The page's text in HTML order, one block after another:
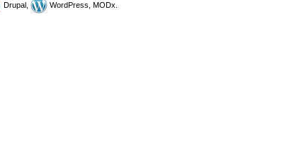
Drupal, WordPress, MODx.